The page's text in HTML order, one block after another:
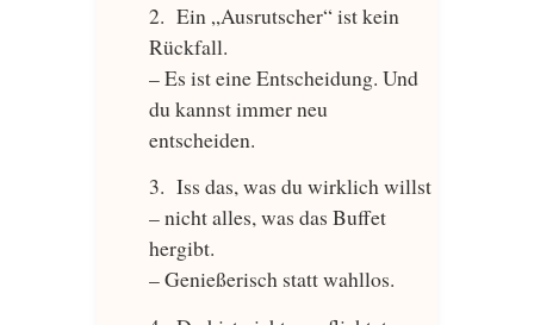
Ein „Ausrutscher“ ist kein
Rückfall.
– Es ist eine Entscheidung. Und
du kannst immer neu
entscheiden.
Iss das, was du wirklich willst
– nicht alles, was das Buffet
hergibt.
– Genießerisch statt wahllos.